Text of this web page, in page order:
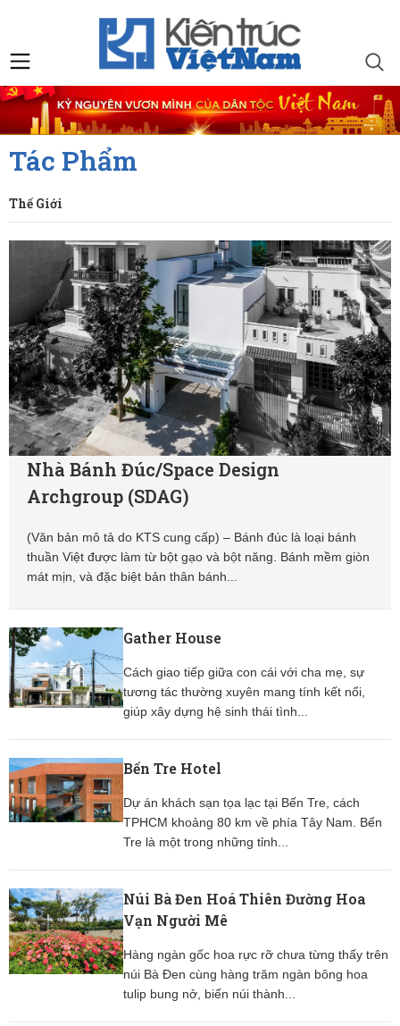
Tác Phẩm
Thế Giới
Nhà Bánh Đúc/Space Design
Archgroup (SDAG)
(Văn bản mô tả do KTS cung cấp) – Bánh đúc là loại bánh
thuần Việt được làm từ bột gạo và bột năng. Bánh mềm giòn
mát mịn, và đặc biệt bản thân bánh...
Gather House
Cách giao tiếp giữa con cái với cha mẹ, sự
tương tác thường xuyên mang tính kết nối,
giúp xây dựng hệ sinh thái tình...
Bến Tre Hotel
Dự án khách sạn tọa lạc tại Bến Tre, cách
TPHCM khoảng 80 km về phía Tây Nam. Bến
Tre là một trong những tỉnh...
Núi Bà Đen Hoá Thiên Đường Hoa
Vạn Người Mê
Hàng ngàn gốc hoa rực rỡ chưa từng thấy trên
núi Bà Đen cùng hàng trăm ngàn bông hoa
tulip bung nở, biến núi thành...